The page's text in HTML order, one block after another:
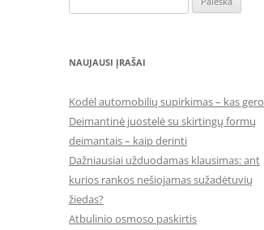
NAUJAUSI ĮRAŠAI
Kodėl automobilių supirkimas – kas gero
Deimantinė juostelė su skirtingų formų
deimantais – kaip derinti
Dažniausiai užduodamas klausimas: ant
kurios rankos nešiojamas sužadėtuvių
žiedas?
Atbulinio osmoso paskirtis